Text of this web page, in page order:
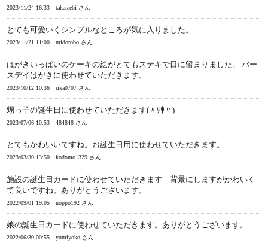
2023/11/24 16:33 takaraebi さん
とても可愛いくシンプルなところが気に入りました。
2023/11/21 11:00 midorobo さん
はがきいっぱいのケーキの絵がとてもステキで目に留まりました。 バー
スデイはがきに使わせていただきます。
2023/10/12 10:36 rika0707 さん
甥っ子の誕生日に使わせていただきます(〃艸〃)
2023/07/06 10:53 484848 さん
とてもかわいいですね。お誕生日用に使わせていただきます。
2023/03/30 13:50 kodomo1329 さん
施設の誕生日カードに使わせていただきます 背景にしますがかわいく
て良いですね。ありがとうございます。
2022/09/01 19:05 noppo192 さん
娘の誕生日カードに使わせていただきます。ありがとうございます。
2022/06/30 00:55 yumiyoko さん